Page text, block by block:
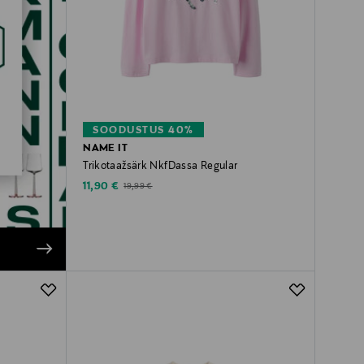
SOODUSTUS 40%
NAME IT
Trikotaažsärk NkfDassa Regular
Discounted Price
11,90 € Original Price
19,99 €